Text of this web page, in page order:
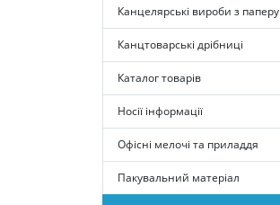
Канцелярські вироби з паперу
Канцтоварські дрібниці
Каталог товарів
Носії інформації
Офісні мелочі та приладдя
Пакувальний матеріал